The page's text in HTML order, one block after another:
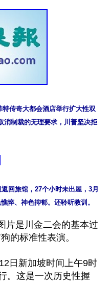
传奇大都会酒店举行扩大性双
消制裁的无理要求，川普坚决拒
回旅馆，27个小时未出屋，3月
悴、神色抑郁。还聆听教训。
片是川金二会的基本过
的标准性表演。
日新加坡时间上午9时
。这是一次历史性握